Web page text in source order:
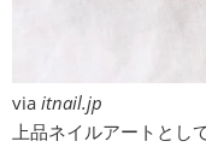
via itnail.jp
上品ネイルアートとし